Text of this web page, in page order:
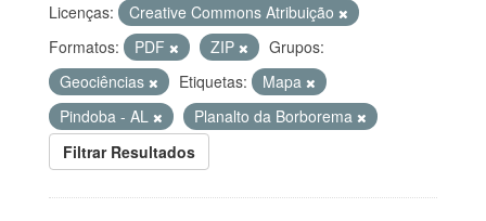
Licenças:
Creative Commons Atribuição
Formatos:
PDF ZIP
Grupos:
Geociências
Etiquetas:
Mapa
Pindoba - AL
Planalto da Borborema
Filtrar Resultados